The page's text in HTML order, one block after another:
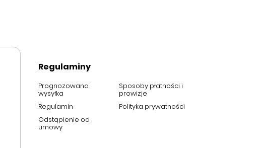
Regulaminy
Prognozowana
wysyłka
Sposoby płatności i
prowizje
Regulamin
Polityka prywatności
Odstąpienie od
umowy